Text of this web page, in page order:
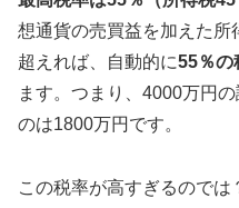
想通貨の売買益を加えた所
超えれば、自動的に55％の
ます。つまり、4000万円
のは1800万円です。
この税率が高すぎるのでは